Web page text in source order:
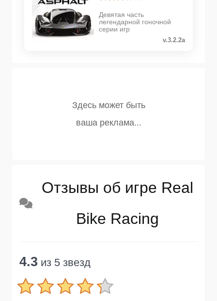
Девятая часть
легендарной гоночной
серии игр
v.3.2.2a
Отзывы об игре Real
Bike Racing
4.3 из 5 звезд